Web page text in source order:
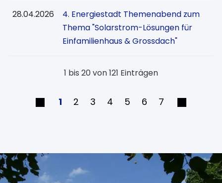
28.04.2026
4. Energiestadt Themenabend zum
Thema "Solarstrom-Lösungen für
Einfamilienhaus & Grossdach"
1 bis 20 von 121 Einträgen
1 2 3 4 5 6 7
Fusszeile